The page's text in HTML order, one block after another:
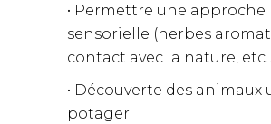
• Permettre une approche
sensorielle (herbes
contact avec la nature,
• Découverte des animaux
potager